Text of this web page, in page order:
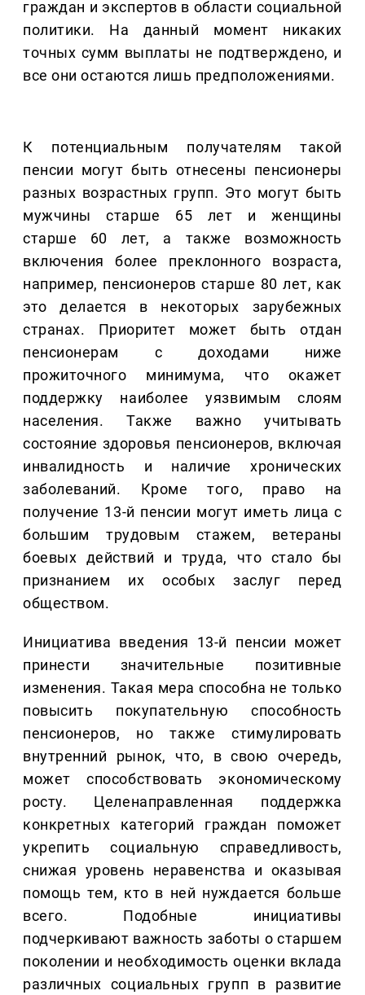
граждан и экспертов в области социальной
политики. На данный момент никаких
точных сумм выплаты не подтверждено, и
все они остаются лишь предположениями.
К потенциальным получателям такой
пенсии могут быть отнесены пенсионеры
разных возрастных групп. Это могут быть
мужчины старше 65 лет и женщины
старше 60 лет, а также возможность
включения более преклонного возраста,
например, пенсионеров старше 80 лет, как
это делается в некоторых зарубежных
странах. Приоритет может быть отдан
пенсионерам с доходами ниже
прожиточного минимума, что окажет
поддержку наиболее уязвимым слоям
населения. Также важно учитывать
состояние здоровья пенсионеров, включая
инвалидность и наличие хронических
заболеваний. Кроме того, право на
получение 13-й пенсии могут иметь лица с
большим трудовым стажем, ветераны
боевых действий и труда, что стало бы
признанием их особых заслуг перед
обществом.
Инициатива введения 13-й пенсии может
принести значительные позитивные
изменения. Такая мера способна не только
повысить покупательную способность
пенсионеров, но также стимулировать
внутренний рынок, что, в свою очередь,
может способствовать экономическому
росту. Целенаправленная поддержка
конкретных категорий граждан поможет
укрепить социальную справедливость,
снижая уровень неравенства и оказывая
помощь тем, кто в ней нуждается больше
всего. Подобные инициативы
подчеркивают важность заботы о старшем
поколении и необходимость оценки вклада
различных социальных групп в развитие